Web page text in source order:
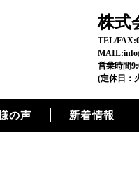
株式
TEL/
営業時間
(定休日：
の声 新着情報